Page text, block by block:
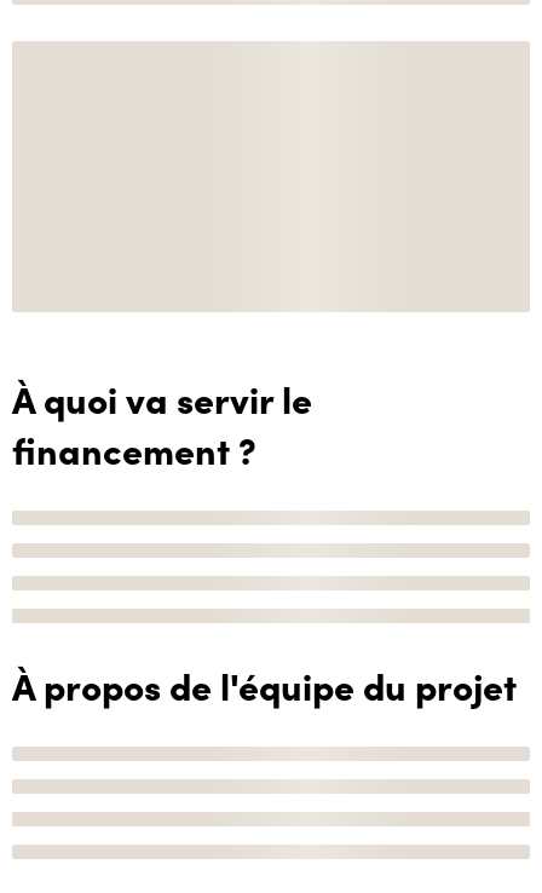
À quoi va servir le
financement ?
À propos de l'équipe du projet